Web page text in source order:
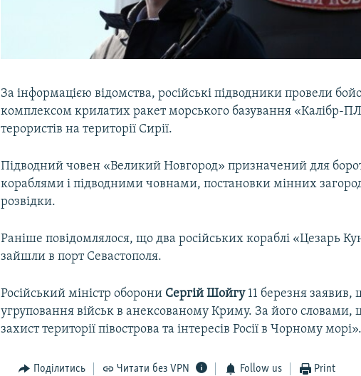
За інформацією відомства, російські підводники провели
комплексом крилатих ракет морського базування «Калібр-
терористів на території Сирії.
Підводний човен «Великий Новгород» призначений для
кораблями і підводними човнами, постановки мінних
розвідки.
Раніше повідомлялося, що два російських кораблі «Цезарь
зайшли в порт Севастополя.
Російський міністр оборони Сергій Шойгу 11 березня заявив,
угруповання військ в анексованому Криму. За його словами,
захист території півострова та інтересів Росії в Чорному морі».
Поділитись Читати без VPN Follow us Print